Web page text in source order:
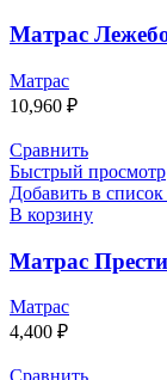
Матрас
Матрас
10,960 ₽
Сравнить
Быстрый просмотр
Добавить в
В корзину
Матрас
Матрас
4,400 ₽